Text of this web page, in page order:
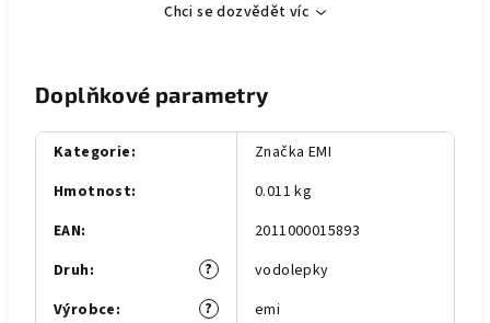
Chci se dozvědět víc
Doplňkové parametry
Kategorie:
Značka EMI
Hmotnost:
0.011 kg
EAN:
2011000015893
?
Druh:
vodolepky
?
Výrobce:
emi